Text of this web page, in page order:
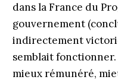
dans la France du
gouvernement
indirectement
semblait
mieux rémunéré,